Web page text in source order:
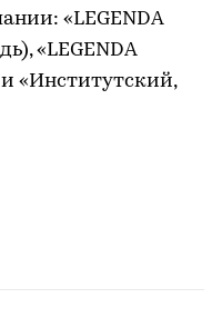
«LEGENDA
«LEGENDA
и «Институтский,